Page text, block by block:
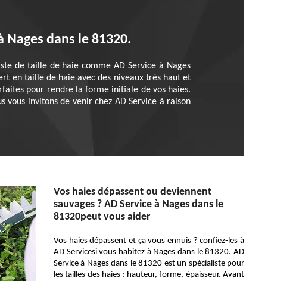
dans le 81320.
de taille de haie comme AD Service à Nages
en taille de haie avec des niveaux très haut et
pour rendre la forme initiale de vos haies.
invitons de venir chez AD Service à raison
Vos haies dépassent ou deviennent
sauvages ? AD Service à Nages dans le
81320peut vous aider
Vos haies dépassent et ça vous ennuis ? confiez-les à
AD Servicesi vous habitez à Nages dans le 81320. AD
Service à Nages dans le 81320 est un spécialiste pour
les tailles des haies : hauteur, forme, épaisseur. Avant